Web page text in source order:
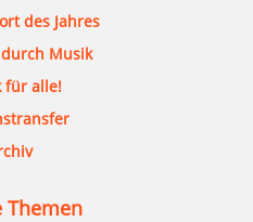
des Jahres
Musik
für alle!
Themen